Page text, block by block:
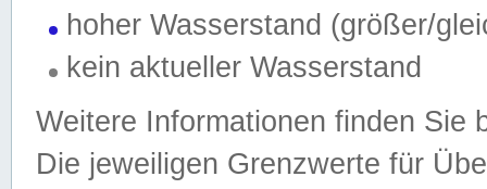
hoher Wasserstand (größer/
kein aktueller Wasserstand
Weitere Informationen finden Sie
Die jeweiligen Grenzwerte für